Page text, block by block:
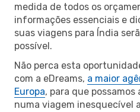
medida de todos os
informações essenciais e
suas viagens para Índia
possível.
Não perca esta
com a eDreams, a maior
Europa, para que
numa viagem inesquecível